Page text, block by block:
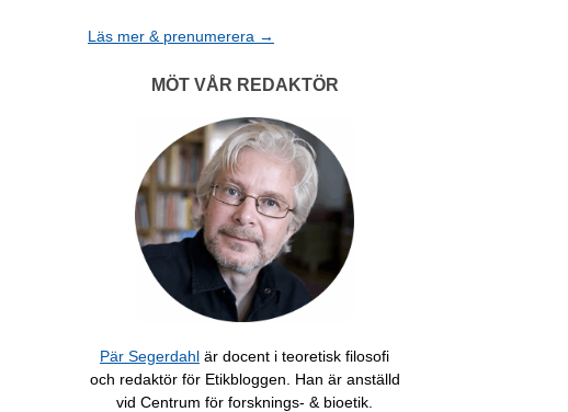
Läs mer & prenumerera →
MÖT VÅR REDAKTÖR
Pär Segerdahl är docent i teoretisk filosofi
och redaktör för Etikbloggen. Han är anställd
vid Centrum för forsknings- & bioetik.